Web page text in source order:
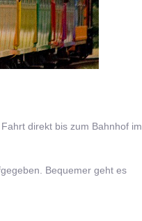
direkt bis zum Bahnhof im
Bequemer geht es